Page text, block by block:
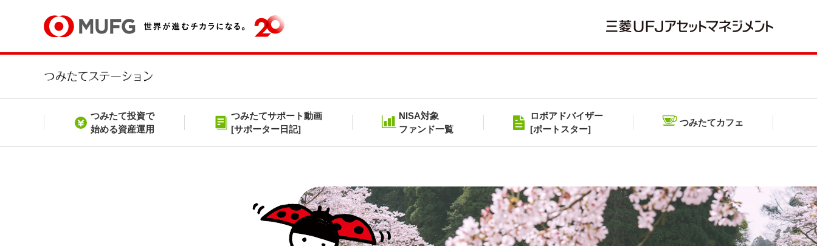
つみたて投資で
始める資産運用
つみたてサポート動画
[サポーター日記]
NISA対象
ファンド一覧
ロボアドバイザー
[ポートスター]
つみたてカフェ